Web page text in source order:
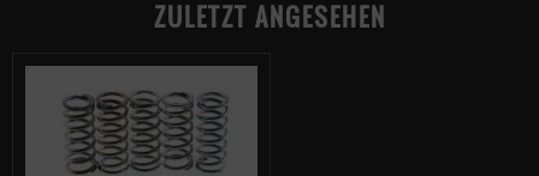
ZULETZT ANGESEHEN